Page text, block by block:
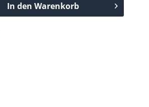
In den Warenkorb